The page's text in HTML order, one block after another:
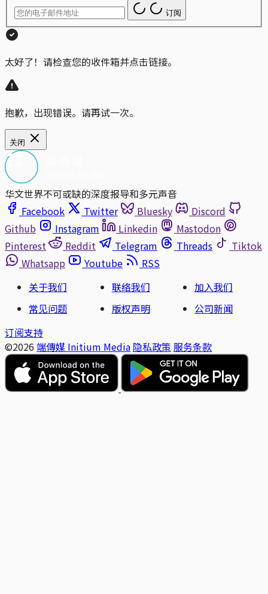
订阅
太好了！请检查您的收件箱并点击链接。
抱歉，出现错误。请再试一次。
关闭
华文世界不可或缺的深度报导和多元声音
Facebook
Twitter Bluesky
Discord
Github
Instagram Linkedin
Mastodon
Pinterest
Reddit Telegram Threads
Tiktok
Whatsapp
Youtube
RSS
关于我们
联络我们
加入我们
常见问题
版权声明
公司新闻
订阅支持
©2026 端傳媒 Initium Media 隐私政策 服务条款